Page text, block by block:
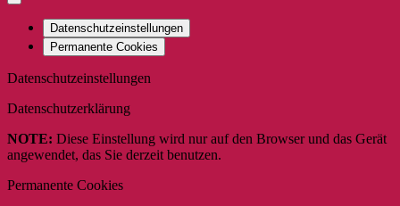
Datenschutzeinstellungen
Permanente Cookies
Datenschutzeinstellungen
Datenschutzerklärung
NOTE: Diese Einstellung wird nur auf den Browser und das Gerät
angewendet, das Sie derzeit benutzen.
Permanente Cookies